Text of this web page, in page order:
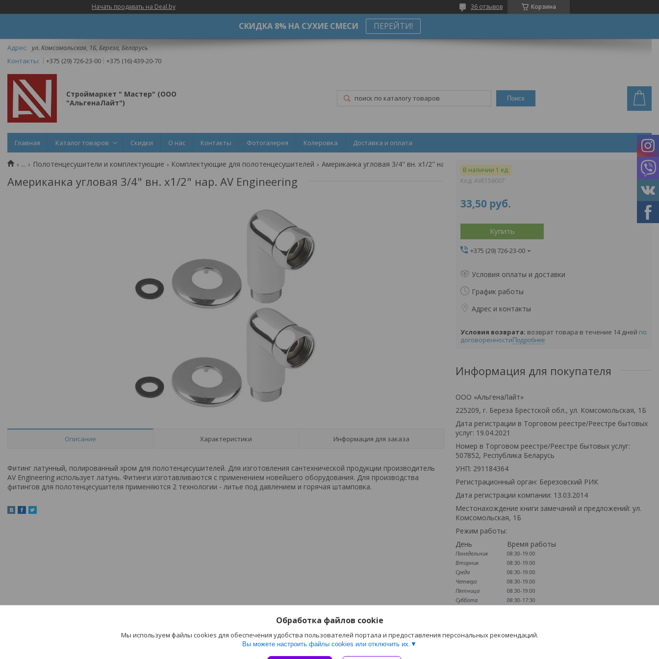
Начать продавать на Deal.by Корзина
36 отзывов
СКИДКА 8% НА СУХИЕ СМЕСИ ПЕРЕЙТИ!
ул. Комсомольская, 1Б, Береза, Беларусь
+375 (29) 726-23-00
+375 (16) 439-20-70
Строймаркет " Мастер" (ООО
"АльгенаЛайт")
Поиск
Главная Каталог товаров Скидки О нас Контакты Фотогалерея Колеровка Доставка и оплата
... Полотенцесушители и комплектующие Комплектующие для полотенцесушителей
Американка угловая 3/4" вн. х1/2" нар. AV Engineering
Описание Характеристики Информация для заказа
Фитинг латунный, полированный хром для полотенцесушителей. Для изготовления сантехнической продукции производитель
AV Engineering использует латунь. Фитинги изготавливаются с применением новейшего оборудования. Для производства
фитингов для полотенцесушителя применяются 2 технологии - литье под давлением и горячая штамповка.
В наличии 1 ед.
Код: AVE156007
33,50 руб.
Купить
+375 (29) 726-23-00
Условия оплаты и доставки
График работы
Адрес и контакты
возврат товара в течение 14 дней по
договоренности Подробнее
Информация для покупателя
ООО «АльгенаЛайт»
225209, г. Береза Брестской обл., ул. Комсомольская, 1Б
Дата регистрации в Торговом реестре/Реестре бытовых
услуг: 19.04.2021
Номер в Торговом реестре/Реестре бытовых услуг:
507852, Республика Беларусь
УНП: 291184364
Регистрационный орган: Березовский РИК
Дата регистрации компании: 13.03.2014
Местонахождение книги замечаний и предложений: ул.
Комсомольская, 1Б
Режим работы:
День
Время работы
Понедельник
08:30-19:00
Вторник
08:30-19:00
Среда
08:30-19:00
Четверг
08:30-19:00
Пятница
08:30-19:00
Суббота
08:30-17:30
Наличие документов
Обработка файлов cookie
Мы используем файлы cookies для обеспечения удобства пользователей портала и предоставления персональных рекомендаций.
Вы можете настроить файлы cookies или отключить их.